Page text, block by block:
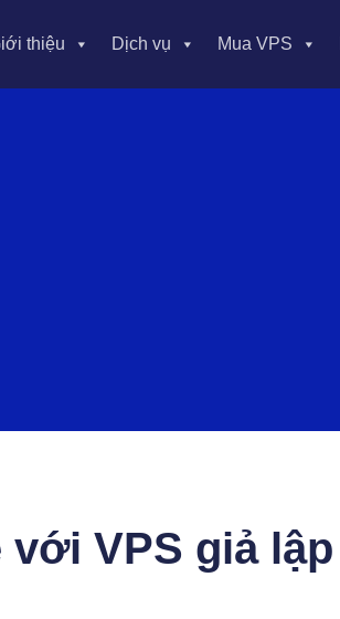
thiệu Dịch vụ Mua VPS
VPS giả lập